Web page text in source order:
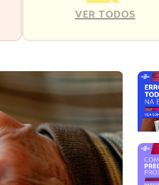
VER TODOS